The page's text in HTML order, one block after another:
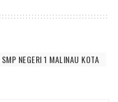
NEGERI 1 MALINAU KOTA